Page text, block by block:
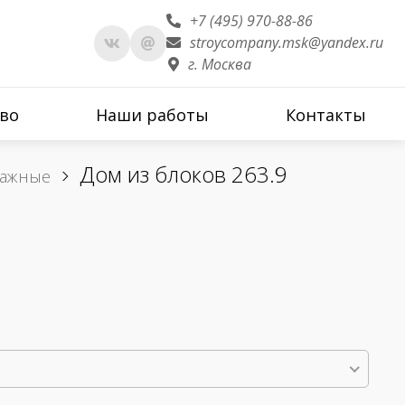
+7 (495) 970-88-86
stroycompany.msk@yandex.ru
г. Москва
Наши работы Контакты
Дом из блоков 263.9